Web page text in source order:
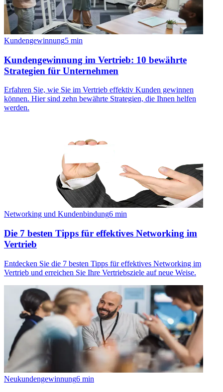
Kundengewinnung5 min
Kundengewinnung im Vertrieb: 10 bewährte
Strategien für Unternehmen
Erfahren Sie, wie Sie im Vertrieb effektiv Kunden gewinnen
können. Hier sind zehn bewährte Strategien, die Ihnen helfen
werden.
Networking und Kundenbindung6 min
Die 7 besten Tipps für effektives Networking im
Vertrieb
Entdecken Sie die 7 besten Tipps für effektives Networking im
Vertrieb und erreichen Sie Ihre Vertriebsziele auf neue Weise.
Neukundengewinnung6 min